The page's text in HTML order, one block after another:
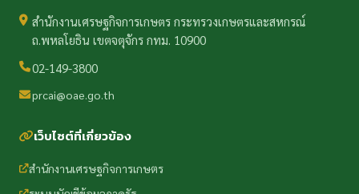
สำนักงานเศรษฐกิจการเกษตร กระทรวงเกษตรและสหกรณ์
ถ.พหลโยธิน เขตจตุจักร กทม. 10900
02-149-3800
prcai@oae.go.th
เว็บไซต์ที่เกี่ยวข้อง
สำนักงานเศรษฐกิจการเกษตร